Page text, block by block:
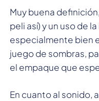
Muy buena
peli así) y un uso de
especialmente bien
juego de sombras,
el empaque que
En cuanto al sonido,